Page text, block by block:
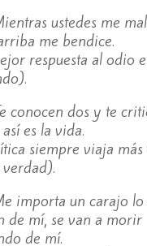
ustedes me
me bendice.
respuesta al odio
conocen dos y te
es la vida.
siempre viaja
importa un carajo lo
de mí, se van a morir
de mí.